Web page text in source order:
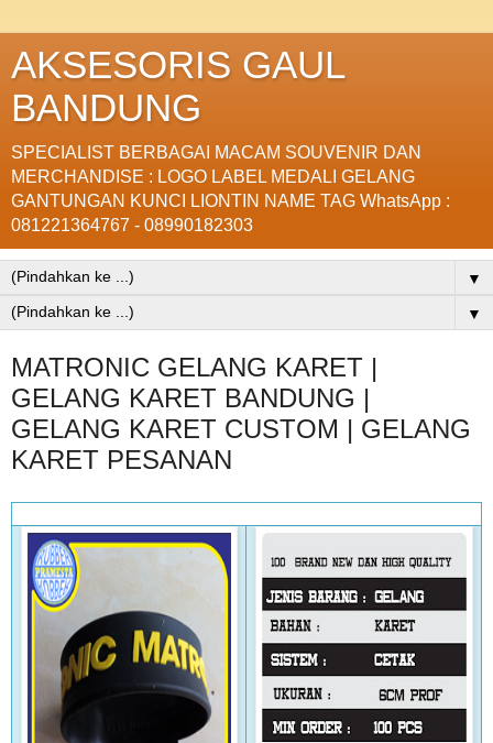
AKSESORIS GAUL
BANDUNG
SPECIALIST BERBAGAI MACAM SOUVENIR DAN
MERCHANDISE : LOGO LABEL MEDALI GELANG
GANTUNGAN KUNCI LIONTIN NAME TAG WhatsApp :
081221364767 - 08990182303
▼
▼
MATRONIC GELANG KARET |
GELANG KARET BANDUNG |
GELANG KARET CUSTOM | GELANG
KARET PESANAN